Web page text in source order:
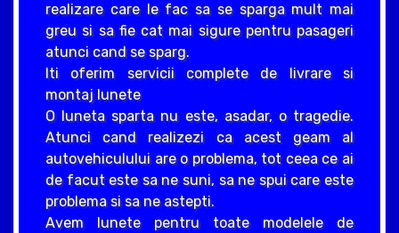
realizare care le fac sa se sparga mult mai
greu si sa fie cat mai sigure pentru pasageri
atunci cand se sparg.
Iti oferim servicii complete de livrare si
montaj lunete
O luneta sparta nu este, asadar, o tragedie.
Atunci cand realizezi ca acest geam al
autovehiculului are o problema, tot ceea ce ai
de facut este sa ne suni, sa ne spui care este
problema si sa ne astepti.
Avem lunete pentru toate modelele de